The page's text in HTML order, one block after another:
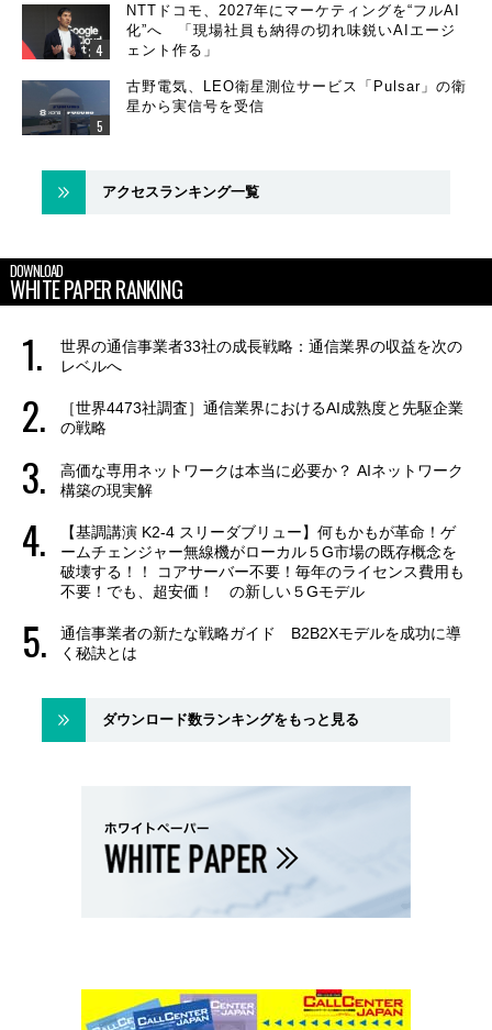
NTTドコモ、2027年にマーケティングを“フルAI
化”へ 「現場社員も納得の切れ味鋭いAIエージ
ェント作る」
古野電気、LEO衛星測位サービス「Pulsar」の衛
星から実信号を受信
アクセスランキング一覧
DOWNLOAD
WHITE PAPER RANKING
世界の通信事業者33社の成長戦略：通信業界の収益を次の
レベルへ
［世界4473社調査］通信業界におけるAI成熟度と先駆企業
の戦略
高価な専用ネットワークは本当に必要か？ AIネットワーク
構築の現実解
【基調講演 K2-4 スリーダブリュー】何もかもが革命！ゲ
ームチェンジャー無線機がローカル５G市場の既存概念を
破壊する！！ コアサーバー不要！毎年のライセンス費用も
不要！でも、超安価！ の新しい５Gモデル
通信事業者の新たな戦略ガイド B2B2Xモデルを成功に導
く秘訣とは
ダウンロード数ランキングをもっと見る